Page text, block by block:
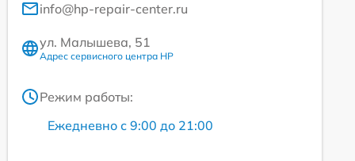
info@hp-repair-center.ru
ул. Малышева, 51
Адрес сервисного центра HP
Режим работы:
Ежедневно с 9:00 до 21:00